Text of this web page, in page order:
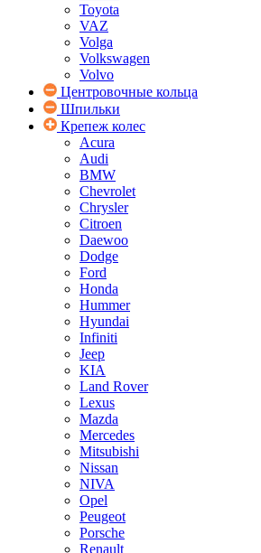
Toyota
VAZ
Volga
Volkswagen
Volvo
Центровочные кольца
Шпильки
Крепеж колес
Acura
Audi
BMW
Chevrolet
Chrysler
Citroen
Daewoo
Dodge
Ford
Honda
Hummer
Hyundai
Infiniti
Jeep
KIA
Land Rover
Lexus
Mazda
Mercedes
Mitsubishi
Nissan
NIVA
Opel
Peugeot
Porsche
Renault